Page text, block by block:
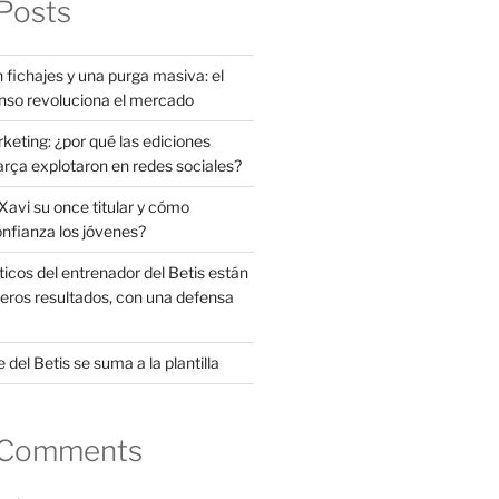
fichajes y una purga masiva: el
revoluciona el mercado
¿por qué las ediciones
explotaron en redes sociales?
su once titular y cómo
los jóvenes?
del entrenador del Betis están
resultados, con una defensa
del Betis se suma a la plantilla